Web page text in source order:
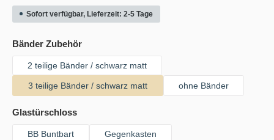
Sofort verfügbar, Lieferzeit: 2-5 Tage
Bänder Zubehörauswählen
2 teilige Bänder / schwarz matt
3 teilige Bänder / schwarz matt ohne Bänder
Glastürschlossauswählen
BB Buntbart
Gegenkasten